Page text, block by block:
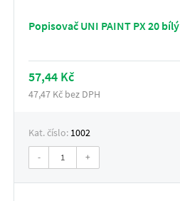
Popisovač UNI PAINT PX 20 bílý
57,44 Kč
47,47 Kč bez DPH
Kat. číslo: 1002
- +